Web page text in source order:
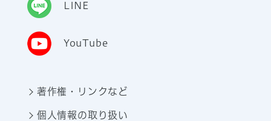
LINE
YouTube
著作権・リンクなど
個人情報の取り扱い